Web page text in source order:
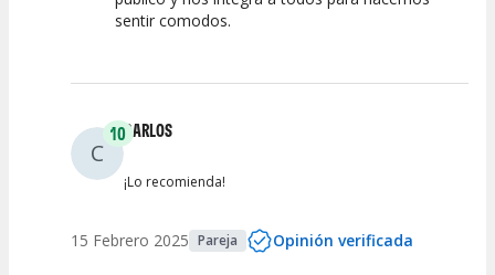
sentir comodos.
C
10CARLOS
¡Lo recomienda!
15 Febrero 2025 Pareja Opinión verificada